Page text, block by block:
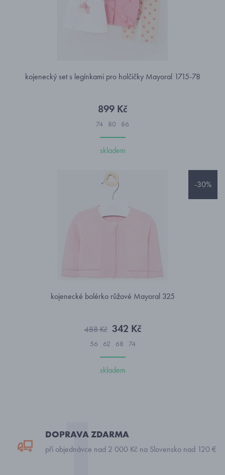
kojenecký set s legínkami pro holčičky Mayoral 1715-78
899 Kč
74 80 86
skladem
-30%
kojenecké bolérko růžové Mayoral 325
488 Kč 342 Kč
56 62 68 74
skladem
DOPRAVA ZDARMA
při objednávce nad 2 000 Kč na Slovensko nad 120 €